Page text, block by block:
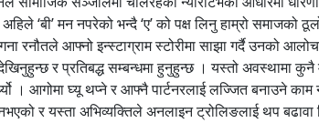
‘बी’ मन नपरेको भन्दै ‘ए’ को पक्ष लिनु हाम्रो
रनौतले आफ्नो इन्स्टाग्राम स्टोरीमा साझा गर्दै उनको
र प्रतिबद्ध सम्बन्धमा हुनुहुन्छ । यस्तो अवस्थामा
। आगोमा घ्यू थप्ने र आफ्नै पार्टनरलाई लज्जित बनाउने
र यस्ता अभिव्यक्तिले अनलाइन ट्रोलिङलाई थप